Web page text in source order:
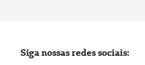
Siga nossas redes sociais: